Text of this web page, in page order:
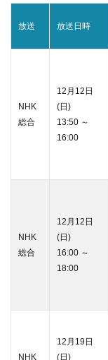
放送 放送日時
NHK
総合
12月12日
(日)
13:50 ～
16:00
NHK
総合
12月12日
(日)
16:00 ～
18:00
NHK
12月19日
(日)